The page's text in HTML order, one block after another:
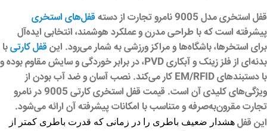
قفل استخری مدل 9005 نامرو تجارت از دستهقفل‌های استخری
پیشرفته است که با طراحی مدرن و عملکرد هوشمند، انتخابی ایده‌آل
برای استخرها، باشگاه‌ها و مراکز ورزشی به شمار می‌رود. اینقفل کارتیبا
بدنه‌ای از فلز زینک و آبکاری PVD، در برابر خوردگی و سایش مقاوم بوده و
با دستبندهای EM/RFID کار می‌کند. نصب آسان و ضد آب بودن از
ویژگی‌های کلیدی آن است. قیمت قفل استخری کارتی 9005 در
نامرو
تجارتمقرون‌به‌صرفه و متناسب با امکانات پیشرفته آن ارائه می‌شود.
این قفل هشدار ضعیف باطری را در زمانی که قدرت باطری کمتر از